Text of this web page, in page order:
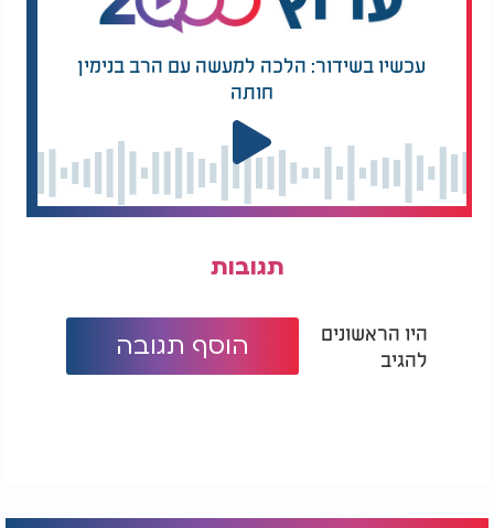
עכשיו בשידור: הלכה למעשה עם הרב בנימין
חותה
תגובות
היו הראשונים
להגיב
הוסף תגובה